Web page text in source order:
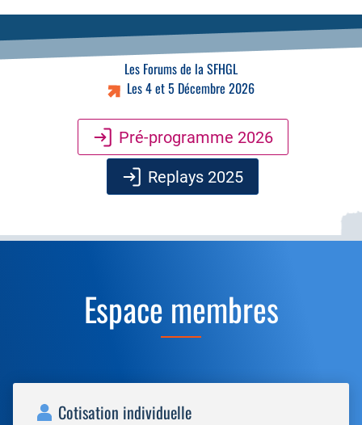
Les Forums de la SFHGL
Les 4 et 5 Décembre 2026
Pré-programme 2026
Replays 2025
Espace membres
Cotisation individuelle